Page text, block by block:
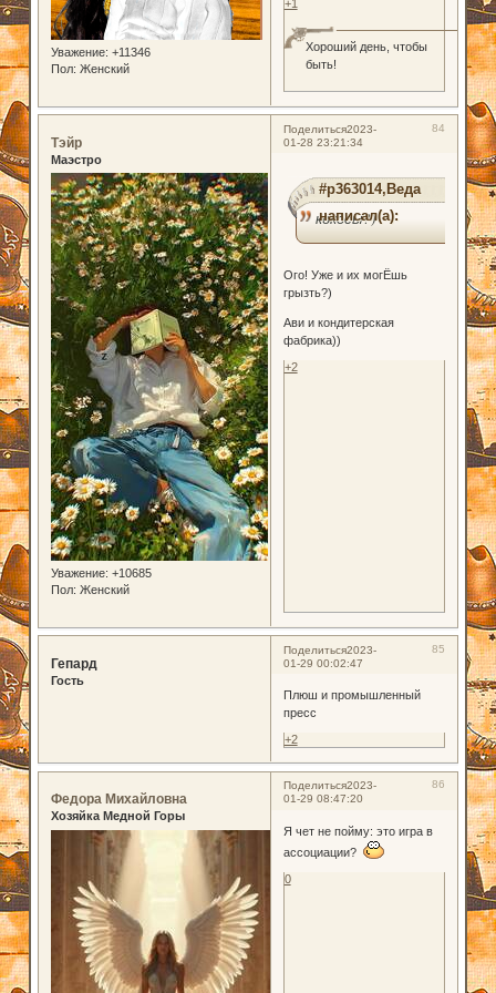
Уважение: +11346
Пол: Женский
Хороший день, чтобы
быть!
+1
Поделиться 84
2023-
01-28 23:21:34
Тэйр
Маэстро
Уважение: +10685
Пол: Женский
#p363014,Веда
написал(а):
кокосы?)
Ого! Уже и их могËшь
грызть?)
Ави и кондитерская
фабрика))
+2
Поделиться 85
2023-
01-29 00:02:47
Гепард
Гость
Плюш и промышленный
пресс
+2
Поделиться 86
2023-
01-29 08:47:20
Федора Михайловна
Хозяйка Медной Горы
Я чет не пойму: это игра в
ассоциации?
0